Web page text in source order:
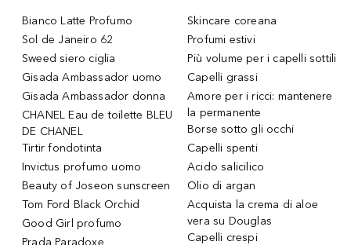
Bianco Latte Profumo
Sol de Janeiro 62
Sweed siero ciglia
Gisada Ambassador uomo
Gisada Ambassador donna
CHANEL Eau de toilette BLEU
DE CHANEL
Tirtir fondotinta
Invictus profumo uomo
Beauty of Joseon sunscreen
Tom Ford Black Orchid
Good Girl profumo
Prada Paradoxe
Skincare coreana
Profumi estivi
Più volume per i capelli sottili
Capelli grassi
Amore per i ricci: mantenere
la permanente
Borse sotto gli occhi
Capelli spenti
Acido salicilico
Olio di argan
Acquista la crema di aloe
vera su Douglas
Capelli crespi